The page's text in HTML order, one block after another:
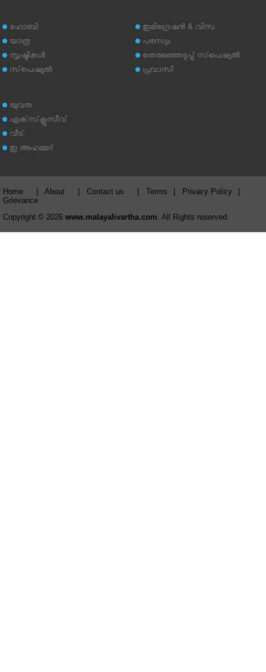
ഹോബി
യാത്ര
സൃഷ്ടികള്‍
സ്‌പെഷ്യല്‍
ഇമിഗ്രേഷന്‍ & വിസ
പരസ്യം
തെരഞ്ഞെടുപ്പ് സ്‌പെഷ്യല്‍
പ്രവാസി
യുവത
എക്‌സ്‌ക്ലൂസീവ്
വീട്
ഇ അഹമ്മദ്‌
Home About Contact us Terms Privacy Policy
Grievance
Copyright © 2026 www.malayalivartha.com . All Rights reserved.